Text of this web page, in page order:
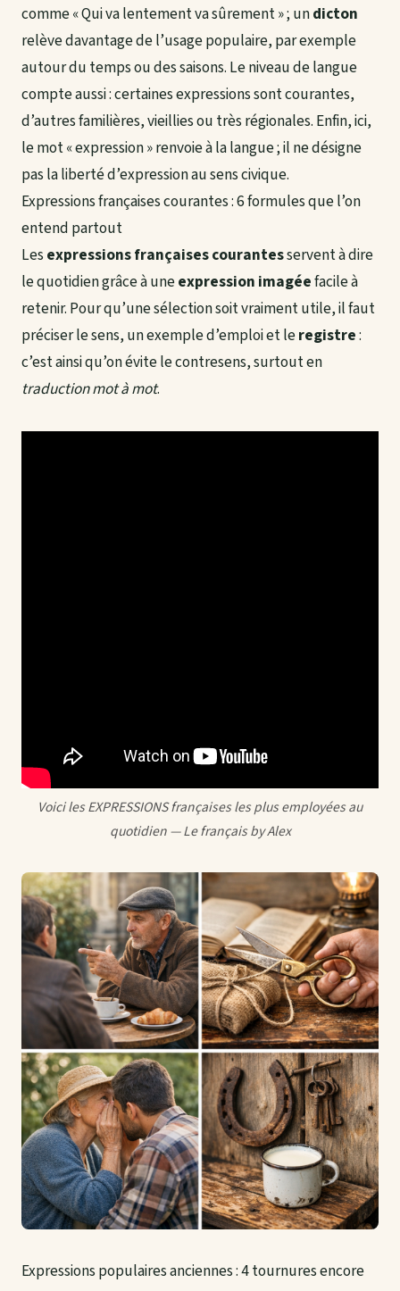
comme « Qui va lentement va sûrement » ; undicton
relève davantage de l’usage populaire, par exemple
autour du temps ou des saisons. Le niveau de langue
compte aussi : certaines expressions sont courantes,
d’autres familières, vieillies ou très régionales. Enfin, ici,
le mot « expression » renvoie à la langue ; il ne désigne
pas la liberté d’expression au sens civique.
Expressions françaises courantes : 6 formules que l’on
entend partout
Lesexpressions françaises courantesservent à dire
le quotidien grâce à uneexpression imagéefacile à
retenir. Pour qu’une sélection soit vraiment utile, il faut
préciser le sens, un exemple d’emploi et leregistre:
c’est ainsi qu’on évite le contresens, surtout en
traduction mot à mot.
Voici les EXPRESSIONS françaises les plus employées au
quotidien — Le français by Alex
Expressions populaires anciennes : 4 tournures encore